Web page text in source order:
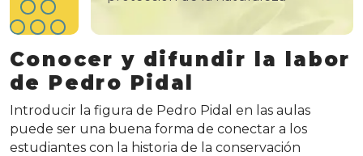
Conocer y difundir la labor
de Pedro Pidal
Introducir la figura de Pedro Pidal en las aulas
puede ser una buena forma de conectar a los
estudiantes con la historia de la conservación